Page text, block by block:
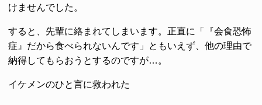
けませんでした。
すると、先輩に絡まれてしまいます。正直に「『会食恐怖
症』だから食べられないんです」ともいえず、他の理由で
納得してもらおうとするのですが…。
イケメンのひと言に救われた